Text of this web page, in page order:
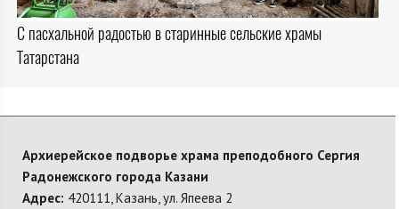
С пасхальной радостью в старинные сельские храмы
Татарстана
Архиерейское подворье храма преподобного Сергия
Радонежского города Казани
Адрес: 420111, Казань, ул. Япеева 2